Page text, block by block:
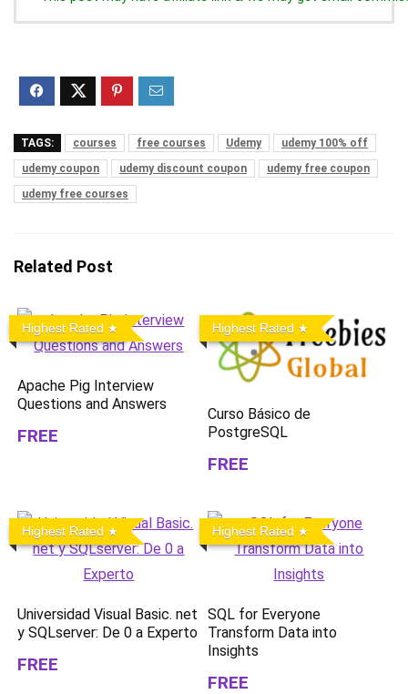
TAGS: courses free courses Udemy
udemy 100% off
udemy coupon
udemy discount coupon
udemy free coupon
udemy free courses
Related Post
Highest Rated
Apache Pig Interview
Questions and Answers
FREE
Highest Rated
Curso Básico de
PostgreSQL
FREE
Highest Rated
Universidad Visual Basic. net
y SQLserver: De 0 a Experto
FREE
Highest Rated
SQL for Everyone
Transform Data into
Insights
FREE